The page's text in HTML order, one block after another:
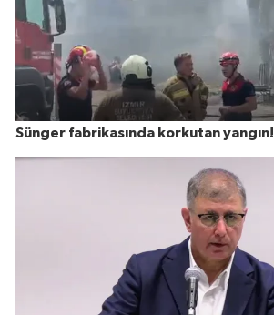
Sünger fabrikasında korkutan yangın!